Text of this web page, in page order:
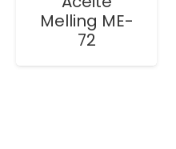
Melling ME-
72